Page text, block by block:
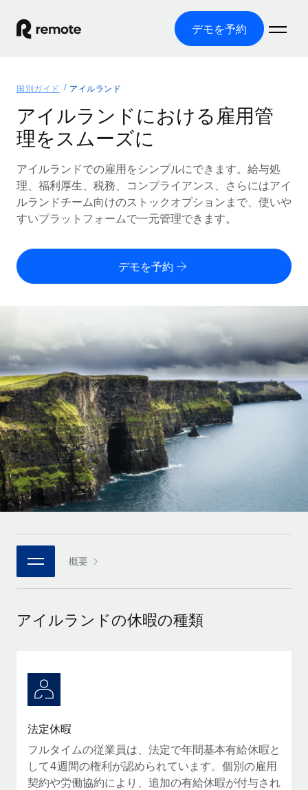
デモを予約
グローバル雇用
グローバル給与処理
コンプライアンス対応の給与処理を手軽に
Employer of Record（EOR）
グローバル展開をコストをかけずに実現
Contractor of Record
世界中の契約社員と法令を遵守して契約
複雑な雇用関連業務を外部委託
インフラ
Remote統合
人事機能をワークフローにシームレスに統合する
プラットフォーム
チームのための人事の基本機能を内蔵
接続 新しい
当社のMCPを使用して、あらゆるAIツールをRemoteに接続
統合
基本的なビジネスツールを活用して業務プロセスを効率化す
グローバル人事・コンプライアンスの専門サポート
候補者の選考プロセスをシンプルに
Compliance Watchtower
コンプライアンスリスクを先回りして対応
ソリューション
各国の制度に対応
国別ガイド
/国別のグローバル雇用支援を検索する
Remoteを他社と比較
成長の段階
スタートアップ
成長中の企業向けのアジャイルなグローバルHR・給与処理ソ
リューション
ミッドマーケット
カスタマイズされた人事ソリューションでチームを拡大する
企業
大企業向けのグローバルHR
パートナーに登録
戦略的テクノロジーパートナー
グローバルな人事機能を柔軟に自社プラットフォームへ統合
当社とのパートナーシップの可能性を検討する
Reverse Tech、契約社員管理と給与処理でRemote
と戦略的提携
Reverse Techの概要 健康とウェルネスのスタートアップである
リソース
ツールと計算ツール
従業員コスト計算ツール
グローバルな契約社員向けに、通貨オプションと支払スピー
ドを確認する
REMOTEで学習
リサーチおよびガイド
活用事例
HR用語集
チェックリストおよびテンプレート
職務内容ライブラリ
ウェビナー
イベント
ニュースルーム
情報センター
サポートを依頼する
すべてのリソースを表示する
ブログ
価格
Français
Deutsch
Español
Italiano
Português (Portugal)
日本語
한국어
ログイン
国別ガイド アイルランド
アイルランドにおける雇用管
理をスムーズに
アイルランドでの雇用をシンプルにできます。給与処
理、福利厚生、税務、コンプライアンス、さらにはアイ
ルランドチーム向けのストックオプションまで、使いや
すいプラットフォームで一元管理できます。
デモを予約
概要
アイルランドの休暇の種類
法定休暇
フルタイムの従業員は、法定で年間基本有給休暇と
して4週間の権利が認められています。個別の雇用
契約や労働協約により、追加の有給休暇が付与され